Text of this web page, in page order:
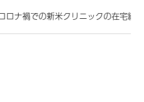
コロナ禍での新米クリニックの在宅緩